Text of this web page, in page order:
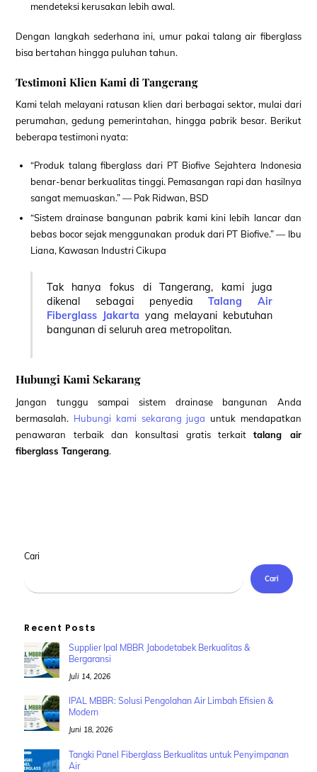
mendeteksi kerusakan lebih awal.
Dengan langkah sederhana ini, umur pakai talang air fiberglass
bisa bertahan hingga puluhan tahun.
Testimoni Klien Kami di Tangerang
Kami telah melayani ratusan klien dari berbagai sektor, mulai dari
perumahan, gedung pemerintahan, hingga pabrik besar. Berikut
beberapa testimoni nyata:
“Produk talang fiberglass dari PT Biofive Sejahtera Indonesia
benar-benar berkualitas tinggi. Pemasangan rapi dan hasilnya
sangat memuaskan.” — Pak Ridwan, BSD
“Sistem drainase bangunan pabrik kami kini lebih lancar dan
bebas bocor sejak menggunakan produk dari PT Biofive.” — Ibu
Liana, Kawasan Industri Cikupa
Tak hanya fokus di Tangerang, kami juga
dikenal sebagai penyediaTalang Air
Fiberglass Jakarta yang melayani kebutuhan
bangunan di seluruh area metropolitan.
Hubungi Kami Sekarang
Jangan tunggu sampai sistem drainase bangunan Anda
bermasalah. Hubungi kami sekarang juga untuk mendapatkan
penawaran terbaik dan konsultasi gratis terkaittalang air
fiberglass Tangerang.
Cari
Cari
Recent Posts
Supplier Ipal MBBR Jabodetabek Berkualitas &
Bergaransi
Juli 14, 2026
IPAL MBBR: Solusi Pengolahan Air Limbah Efisien &
Modern
Juni 18, 2026
Tangki Panel Fiberglass Berkualitas untuk Penyimpanan
Air